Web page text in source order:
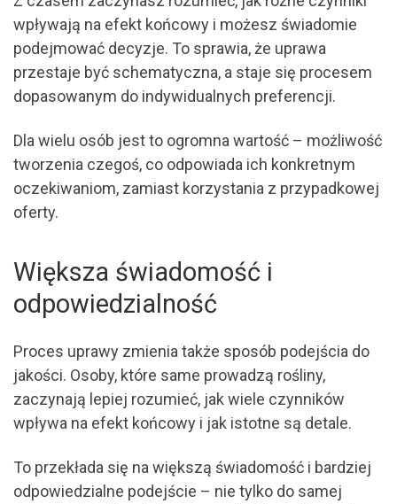
wpływają na efekt końcowy i możesz świadomie
podejmować decyzje. To sprawia, że uprawa
przestaje być schematyczna, a staje się procesem
dopasowanym do indywidualnych preferencji.
Dla wielu osób jest to ogromna wartość – możliwość
tworzenia czegoś, co odpowiada ich konkretnym
oczekiwaniom, zamiast korzystania z przypadkowej
oferty.
Większa świadomość i
odpowiedzialność
Proces uprawy zmienia także sposób podejścia do
jakości. Osoby, które same prowadzą rośliny,
zaczynają lepiej rozumieć, jak wiele czynników
wpływa na efekt końcowy i jak istotne są detale.
To przekłada się na większą świadomość i bardziej
odpowiedzialne podejście – nie tylko do samej